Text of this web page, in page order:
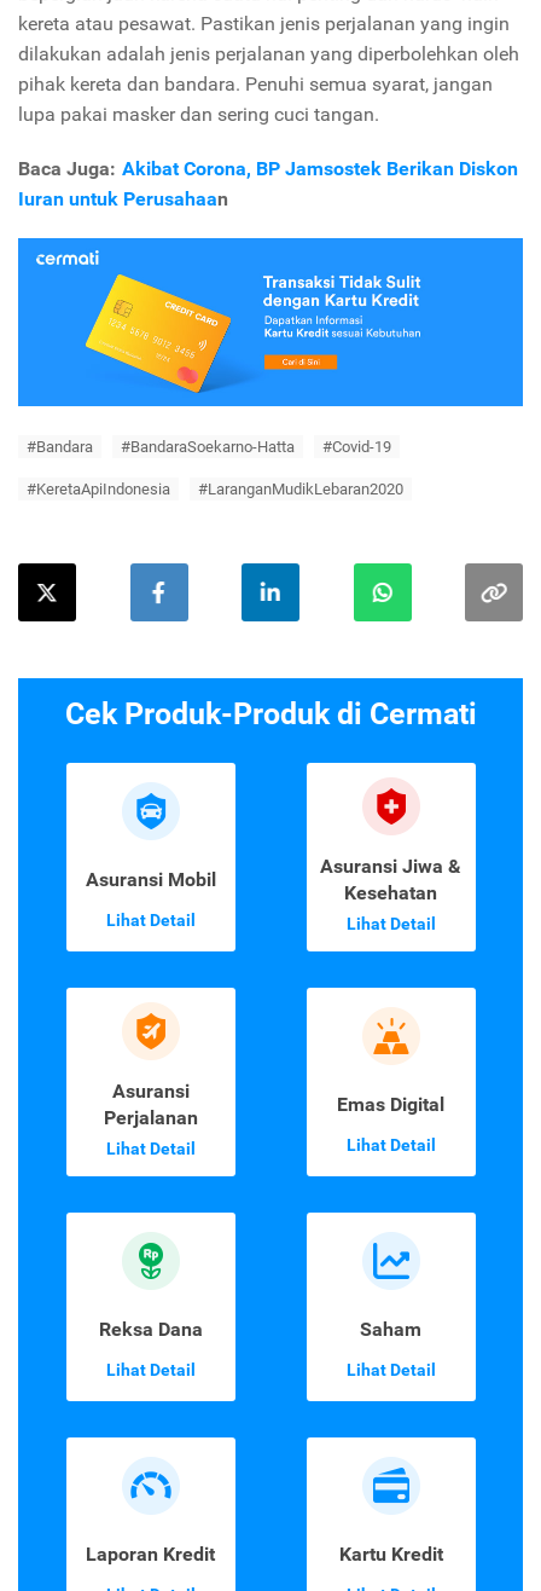
kereta atau pesawat. Pastikan jenis perjalanan yang ingin
dilakukan adalah jenis perjalanan yang diperbolehkan oleh
pihak kereta dan bandara. Penuhi semua syarat, jangan
lupa pakai maskerdan sering cuci tangan.
Baca Juga: Akibat Corona, BP Jamsostek Berikan Diskon
Iuran untuk Perusahaan
#Bandara #BandaraSoekarno-Hatta #Covid-19
#KeretaApiIndonesia #LaranganMudikLebaran2020
Cek Produk-Produk di Cermati
Asuransi Mobil
Lihat Detail
Asuransi Jiwa &
Kesehatan
Lihat Detail
Asuransi
Perjalanan
Lihat Detail
Emas Digital
Lihat Detail
Reksa Dana
Lihat Detail
Saham
Lihat Detail
Laporan Kredit Kartu Kredit